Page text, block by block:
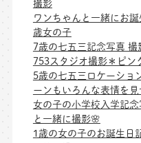
撮影
ワンちゃんと一緒にお
歳女の子
7歳の七五三記念写真
753スタジオ撮影＊ピン
5歳の七五三ロケーショ
ーンもいろんな表情を
女の子の小学校入学記
と一緒に撮影🌸
1歳の女の子のお誕生日